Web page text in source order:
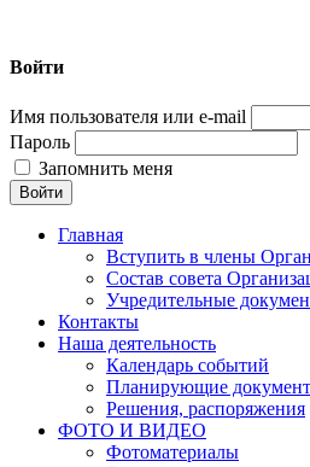
Нижегородская городская
ветеранов Пограничной Службы
Войти
Имя пользователя или e-mail
Пароль
Запомнить меня
Главная
Вступить в члены
Состав совета
Учредительные
Контакты
Наша деятельность
Календарь событий
Планирующие
Решения, распоряжения
ФОТО И ВИДЕО
Фотоматериалы